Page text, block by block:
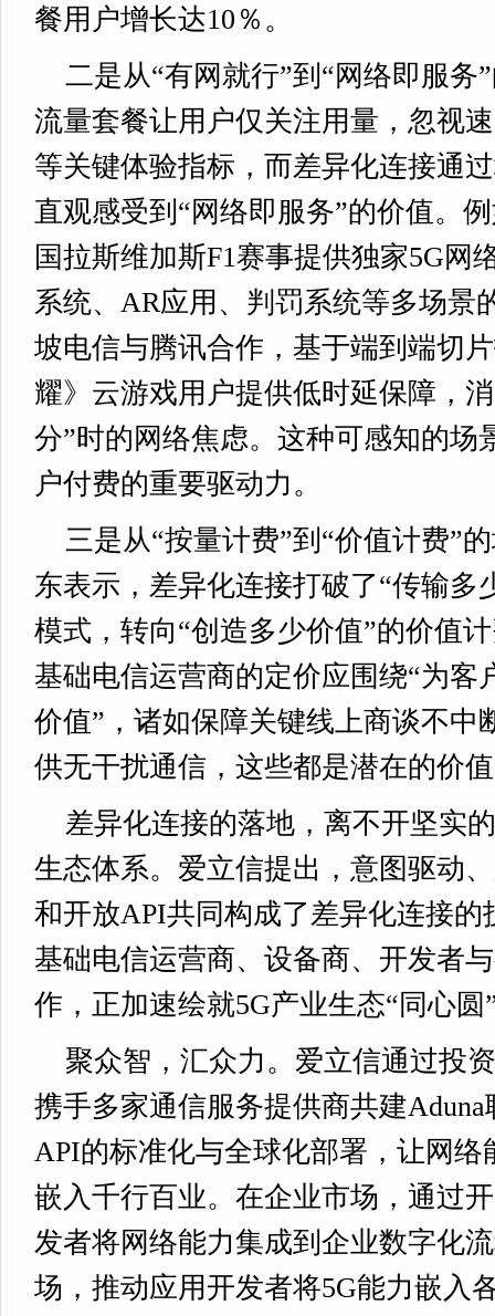
餐用户增长达10％。
二是从“有网就行”到“网络即服务
流量套餐让用户仅关注用量，忽视
等关键体验指标，而差异化连接通
直观感受到“网络即服务”的价值。
国拉斯维加斯F1赛事提供独家5G网
系统、AR应用、判罚系统等多场景
坡电信与腾讯合作，基于端到端切
耀》云游戏用户提供低时延保障，
分”时的网络焦虑。这种可感知的场
户付费的重要驱动力。
三是从“按量计费”到“价值计费”
东表示，差异化连接打破了“传输多
模式，转向“创造多少价值”的价值
基础电信运营商的定价应围绕“为客
价值”，诸如保障关键线上商谈不中
供无干扰通信，这些都是潜在的价
差异化连接的落地，离不开坚实
生态体系。爱立信提出，意图驱动
和开放API共同构成了差异化连接的
基础电信运营商、设备商、开发者
作，正加速绘就5G产业生态“同心圆
聚众智，汇众力。爱立信通过投
携手多家通信服务提供商共建
API的标准化与全球化部署，让网络
嵌入千行百业。在企业市场，通过
发者将网络能力集成到企业数字化
场，推动应用开发者将5G能力嵌入